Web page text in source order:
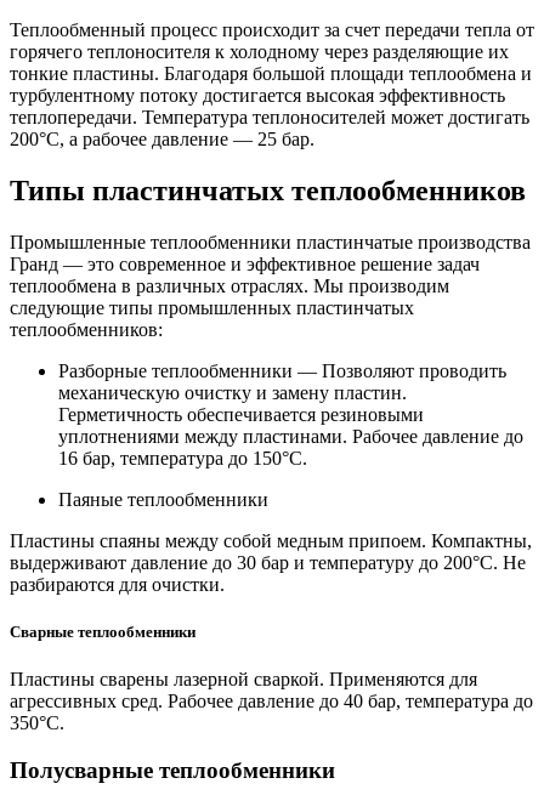
Теплообменный процесс происходит за счет передачи тепла от
горячего теплоносителя к холодному через разделяющие их
тонкие пластины. Благодаря большой площади теплообмена и
турбулентному потоку достигается высокая эффективность
теплопередачи. Температура теплоносителей может достигать
200°C, а рабочее давление — 25 бар.
Типы пластинчатых теплообменников
Промышленные теплообменники пластинчатые производства
Гранд — это современное и эффективное решение задач
теплообмена в различных отраслях. Мы производим
следующие типы промышленных пластинчатых
теплообменников:
Разборные теплообменники — Позволяют проводить
механическую очистку и замену пластин.
Герметичность обеспечивается резиновыми
уплотнениями между пластинами. Рабочее давление до
16 бар, температура до 150°C.
Паяные теплообменники
Пластины спаяны между собой медным припоем. Компактны,
выдерживают давление до 30 бар и температуру до 200°C. Не
разбираются для очистки.
Сварные теплообменники
Пластины сварены лазерной сваркой. Применяются для
агрессивных сред. Рабочее давление до 40 бар, температура до
350°C.
Полусварные теплообменники